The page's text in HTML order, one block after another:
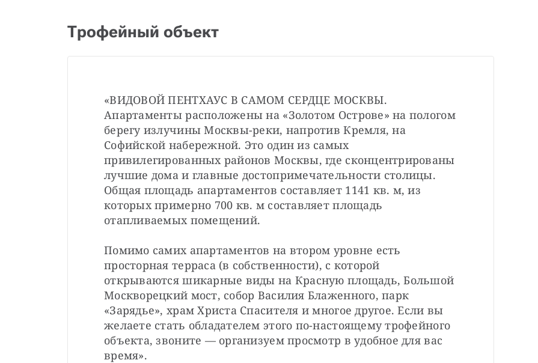
Трофейный объект
«ВИДОВОЙ ПЕНТХАУС В САМОМ СЕРДЦЕ МОСКВЫ.
Апартаменты расположены на «Золотом Острове» на пологом
берегу излучины Москвы-реки, напротив Кремля, на
Софийской набережной. Это один из самых
привилегированных районов Москвы, где сконцентрированы
лучшие дома и главные достопримечательности столицы.
Общая площадь апартаментов составляет 1141 кв. м, из
которых примерно 700 кв. м составляет площадь
отапливаемых помещений.
Помимо самих апартаментов на втором уровне есть
просторная терраса (в собственности), с которой
открываются шикарные виды на Красную площадь, Большой
Москворецкий мост, собор Василия Блаженного, парк
«Зарядье», храм Христа Спасителя и многое другое. Если вы
желаете стать обладателем этого по-настоящему трофейного
объекта, звоните — организуем просмотр в удобное для вас
время».